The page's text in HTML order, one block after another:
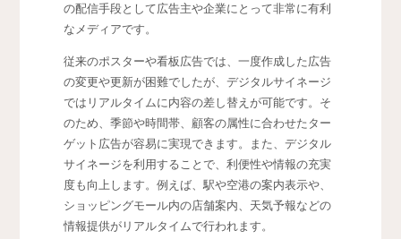
の配信手段として広告主や企業にとって非常に有利
なメディアです。
従来のポスターや看板広告では、一度作成した広告
の変更や更新が困難でしたが、デジタルサイネージ
ではリアルタイムに内容の差し替えが可能です。そ
のため、季節や時間帯、顧客の属性に合わせたター
ゲット広告が容易に実現できます。また、デジタル
サイネージを利用することで、利便性や情報の充実
度も向上します。例えば、駅や空港の案内表示や、
ショッピングモール内の店舗案内、天気予報などの
情報提供がリアルタイムで行われます。